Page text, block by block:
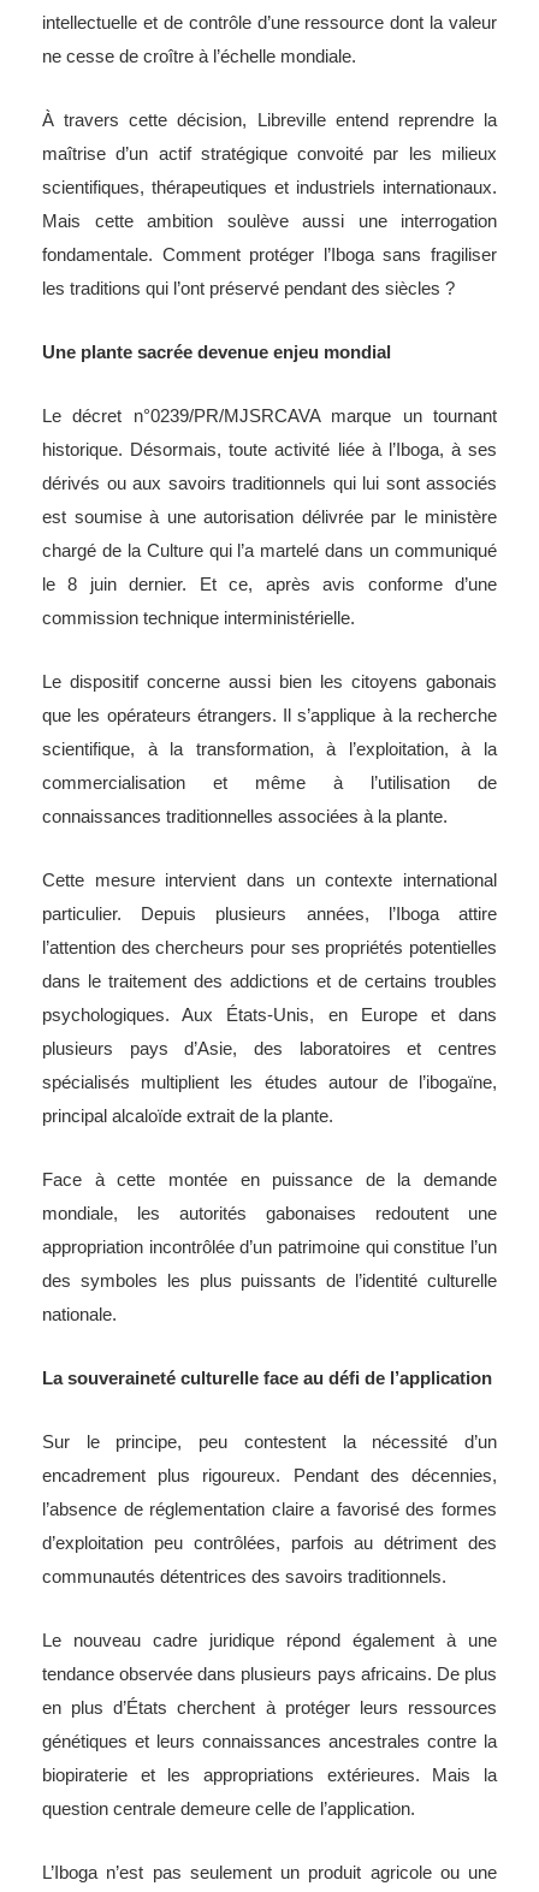
intellectuelle et de contrôle d’une ressource dont la valeur
ne cesse de croître à l’échelle mondiale.
À travers cette décision, Libreville entend reprendre la
maîtrise d’un actif stratégique convoité par les milieux
scientifiques, thérapeutiques et industriels internationaux.
Mais cette ambition soulève aussi une interrogation
fondamentale. Comment protéger l’Iboga sans fragiliser
les traditions qui l’ont préservé pendant des siècles ?
Une plante sacrée devenue enjeu mondial
Le décret n°0239/PR/MJSRCAVA marque un tournant
historique. Désormais, toute activité liée à l’Iboga, à ses
dérivés ou aux savoirs traditionnels qui lui sont associés
est soumise à une autorisation délivrée par le ministère
chargé de la Culture qui l’a martelé dans un communiqué
le 8 juin dernier. Et ce, après avis conforme d’une
commission technique interministérielle.
Le dispositif concerne aussi bien les citoyens gabonais
que les opérateurs étrangers. Il s’applique à la recherche
scientifique, à la transformation, à l’exploitation, à la
commercialisation et même à l’utilisation de
connaissances traditionnelles associées à la plante.
Cette mesure intervient dans un contexte international
particulier. Depuis plusieurs années, l’Iboga attire
l’attention des chercheurs pour ses propriétés potentielles
dans le traitement des addictions et de certains troubles
psychologiques. Aux États-Unis, en Europe et dans
plusieurs pays d’Asie, des laboratoires et centres
spécialisés multiplient les études autour de l’ibogaïne,
principal alcaloïde extrait de la plante.
Face à cette montée en puissance de la demande
mondiale, les autorités gabonaises redoutent une
appropriation incontrôlée d’un patrimoine qui constitue l’un
des symboles les plus puissants de l’identité culturelle
nationale.
La souveraineté culturelle face au défi de l’application
Sur le principe, peu contestent la nécessité d’un
encadrement plus rigoureux. Pendant des décennies,
l’absence de réglementation claire a favorisé des formes
d’exploitation peu contrôlées, parfois au détriment des
communautés détentrices des savoirs traditionnels.
Le nouveau cadre juridique répond également à une
tendance observée dans plusieurs pays africains. De plus
en plus d’États cherchent à protéger leurs ressources
génétiques et leurs connaissances ancestrales contre la
biopiraterie et les appropriations extérieures. Mais la
question centrale demeure celle de l’application.
L’Iboga n’est pas seulement un produit agricole ou une